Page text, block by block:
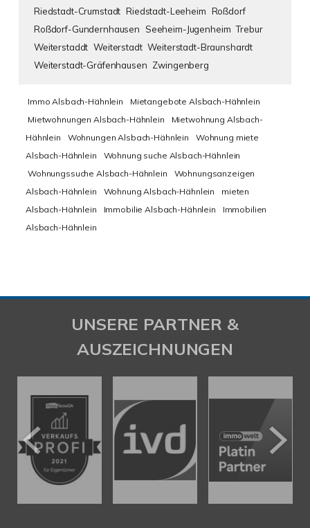
Riedstadt-Crumstadt Riedstadt-Leeheim Roßdorf
Roßdorf-Gundernhausen Seeheim-Jugenheim Trebur
Weiterstaddt Weiterstadt Weiterstadt-Braunshardt
Weiterstadt-Gräfenhausen Zwingenberg
Immo Alsbach-Hähnlein
Mietangebote Alsbach-Hähnlein
Mietwohnungen Alsbach-Hähnlein
Mietwohnung Alsbach-
Hähnlein
Wohnungen Alsbach-Hähnlein
Wohnung miete
Alsbach-Hähnlein
Wohnung suche Alsbach-Hähnlein
Wohnungssuche Alsbach-Hähnlein
Wohnungsanzeigen
Alsbach-Hähnlein
Wohnung Alsbach-Hähnlein
mieten
Alsbach-Hähnlein
Immobilie Alsbach-Hähnlein
Immobilien
Alsbach-Hähnlein
UNSERE PARTNER &
AUSZEICHNUNGEN